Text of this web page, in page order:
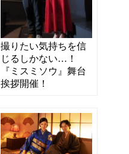
撮りたい気持ちを信
じるしかない…！
『ミスミソウ』舞台
挨拶開催！